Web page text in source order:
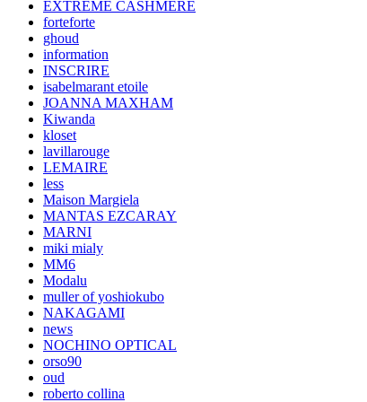
EXTREME CASHMERE
forteforte
ghoud
information
INSCRIRE
isabelmarant etoile
JOANNA MAXHAM
Kiwanda
kloset
lavillarouge
LEMAIRE
less
Maison Margiela
MANTAS EZCARAY
MARNI
miki mialy
MM6
Modalu
muller of yoshiokubo
NAKAGAMI
news
NOCHINO OPTICAL
orso90
oud
roberto collina